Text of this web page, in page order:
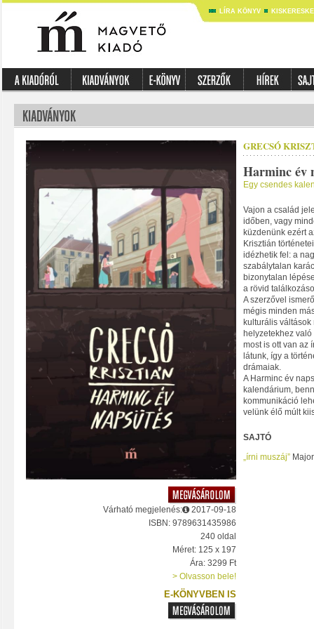
LÍRA KÖNYV
Várható megjelenés:
2017-09-18
ISBN: 9789631435986
240 oldal
Méret: 125 x 197
Ára: 3299 Ft
> Olvasson bele!
E-KÖNYVBEN IS
GRECSÓ
Harminc év
Egy csendes
Vajon a család
időben, vagy
küzdenünk ezért
Krisztián
idézhetik fel: a
szabálytalan
bizonytalan
a rövid
A szerzővel
mégis minden
kulturális
helyzetekhez
most is ott van az
látunk, így a
drámaiak.
A Harminc év
kalendárium,
kommunikáció
velünk élő múlt
SAJTÓ
„írni muszáj”